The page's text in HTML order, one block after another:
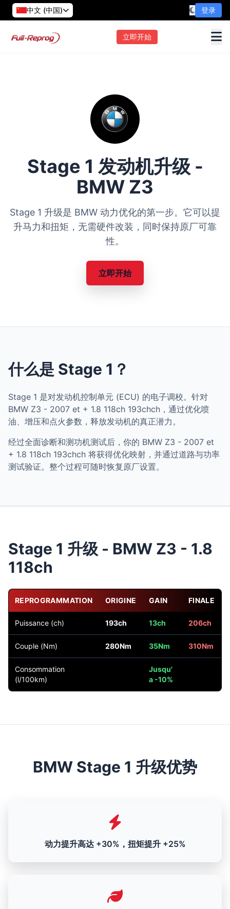
中文 (中国) 登录
立即开始
Stage 1 发动机升级 -
BMW Z3
Stage 1 升级是 BMW 动力优化的第一步。它可以提
升马力和扭矩，无需硬件改装，同时保持原厂可靠
性。
立即开始
什么是 Stage 1？
Stage 1 是对发动机控制单元 (ECU) 的电子调校。针对
BMW Z3 - 2007 et + 1.8 118ch 193chch，通过优化喷
油、增压和点火参数，释放发动机的真正潜力。
经过全面诊断和测功机测试后，你的 BMW Z3 - 2007 et
+ 1.8 118ch 193chch 将获得优化映射，并通过道路与功率
测试验证。整个过程可随时恢复原厂设置。
Stage 1 升级 - BMW Z3 - 1.8
118ch
REPROGRAMMATION ORIGINE GAIN FINALE
Puissance (ch) 193ch 13ch 206ch
Couple (Nm) 280Nm 35Nm 310Nm
Consommation
(l/100km)
Jusqu'
a -10%
BMW Stage 1 升级优势
动力提升高达 +30%，扭矩提升 +25%